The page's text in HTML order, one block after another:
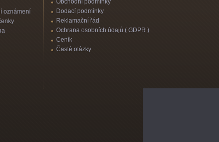
oznámení
Obchodní podmínky
Dodací podmínky
Reklamační řád
Ochrana osobních údajů ( GDPR )
Ceník
Časté otázky